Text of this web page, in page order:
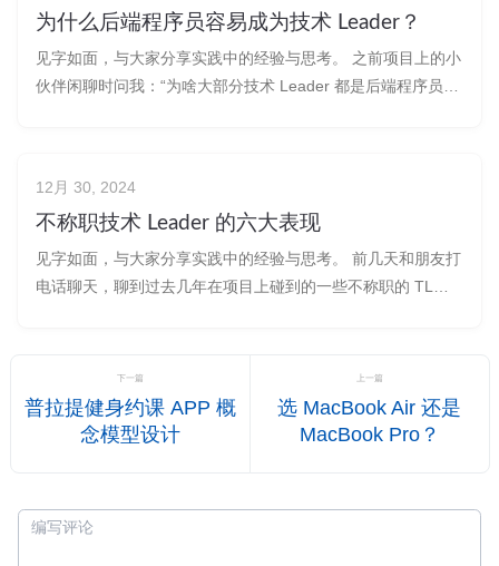
为什么后端程序员容易成为技术 Leader？
见字如面，与大家分享实践中的经验与思考。 之前项目上的小
伙伴闲聊时问我：“为啥大部分技术 Leader 都是后端程序员
杂系统的搭建，还是
12月 30, 2024
不称职技术 Leader 的六大表现
见字如面，与大家分享实践中的经验与思考。 前几天和朋友打
电话聊天，聊到过去几年在项目上碰到的一些不称职的 TL。
下一篇
普拉提健身约课 APP 概
念模型设计
上一篇
选 MacBook Air 还是
MacBook Pro？